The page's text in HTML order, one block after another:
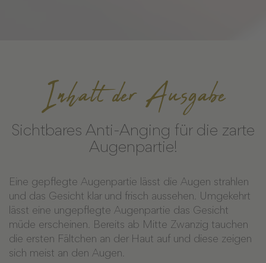
Inhalt der Ausgabe
Sichtbares Anti-Anging für die zarte
Augenpartie!
Eine gepflegte Augenpartie lässt die Augen strahlen
und das Gesicht klar und frisch aussehen. Umgekehrt
lässt eine ungepflegte Augenpartie das Gesicht
müde erscheinen. Bereits ab Mitte Zwanzig tauchen
die ersten Fältchen an der Haut auf und diese zeigen
sich meist an den Augen.